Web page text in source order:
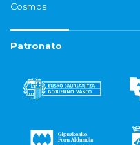
Cosmos
Patronato